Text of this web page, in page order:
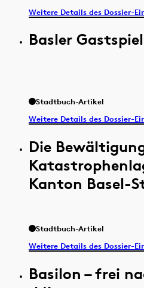
Weitere Details des Dossier-
Basler
Stadtbuch-Artikel
Weitere Details des Dossier-
Die
Kanton Basel-
Stadtbuch-Artikel
Weitere Details des Dossier-
Basilon – frei